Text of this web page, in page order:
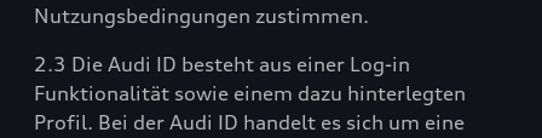
Nutzungsbedingungen zustimmen.
2.3 Die Audi ID besteht aus einer Log-in
Funktionalität sowie einem dazu hinterlegten
Profil. Bei der Audi ID handelt es sich um eine